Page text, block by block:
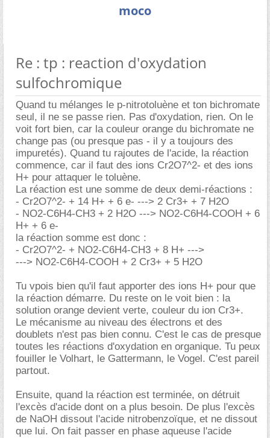
moco
Re : tp : reaction d'oxydation
sulfochromique
Quand tu mélanges le p-nitrotoluène et ton bichromate
seul, il ne se passe rien. Pas d'oxydation, rien. On le
voit fort bien, car la couleur orange du bichromate ne
change pas (ou presque pas - il y a toujours des
impuretés). Quand tu rajoutes de l'acide, la réaction
commence, car il faut des ions Cr2O7^2- et des ions
H+ pour attaquer le toluène.
La réaction est une somme de deux demi-réactions :
- Cr2O7^2- + 14 H+ + 6 e- ---> 2 Cr3+ + 7 H2O
- NO2-C6H4-CH3 + 2 H2O ---> NO2-C6H4-COOH + 6
H+ + 6 e-
la réaction somme est donc :
- Cr2O7^2- + NO2-C6H4-CH3 + 8 H+ --->
---> NO2-C6H4-COOH + 2 Cr3+ + 5 H2O
Tu vpois bien qu'il faut apporter des ions H+ pour que
la réaction démarre. Du reste on le voit bien : la
solution orange devient verte, couleur du ion Cr3+.
Le mécanisme au niveau des électrons et des
doublets n'est pas bien connu. C'est le cas de presque
toutes les réactions d'oxydation en organique. Tu peux
fouiller le Volhart, le Gattermann, le Vogel. C'est pareil
partout.
Ensuite, quand la réaction est terminée, on détruit
l'excès d'acide dont on a plus besoin. De plus l'excès
de NaOH dissout l'acide nitrobenzoïque, et ne dissout
que lui. On fait passer en phase aqueuse l'acide